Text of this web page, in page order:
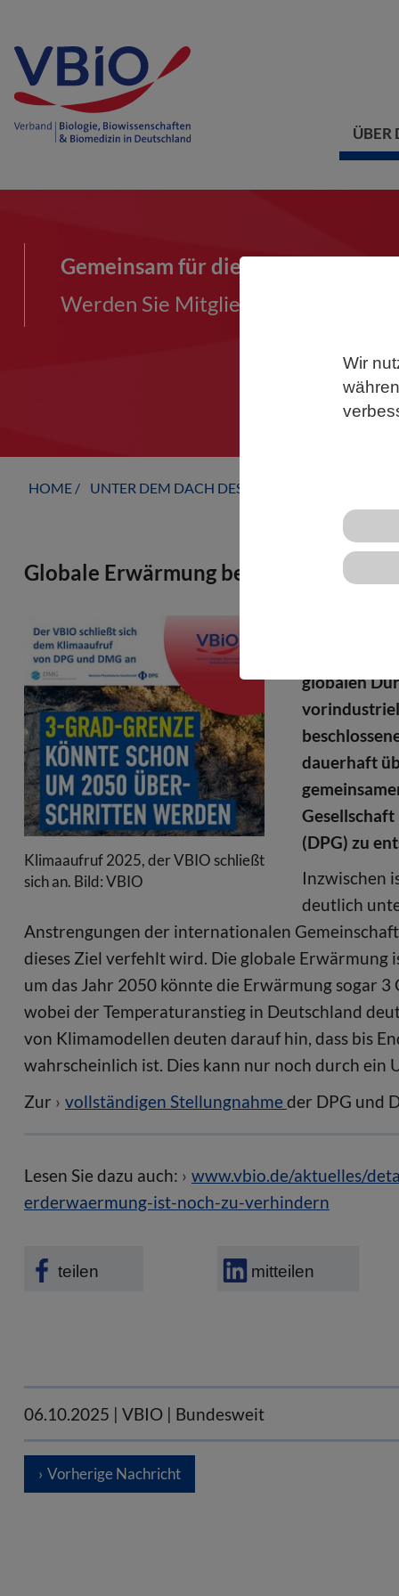
Wir
ÜBER
Gemeinsam für die
Werden Sie Mitglied im VBIO und
HOME UNTER DEM DACH DES VBIO
Globale Erwärmung beschleunigt sich
Klimaaufruf 2025, der VBIO schließt
sich an. Bild: VBIO
voran und
globalen
dauerhaft
(DPG) zu
Inzwischen
deutlich
Anstrengungen der internationalen
dieses Ziel verfehlt wird. Die globale Erwärmung
um das Jahr 2050 könnte die Erwärmung sogar
wobei der Temperaturanstieg in Deutschland
von Klimamodellen deuten darauf hin, dass bis
wahrscheinlich ist. Dies kann nur noch durch
Zur
vollständigen Stellungnahme der DPG und
Lesen Sie dazu auch:
www.vbio.de/aktuelles/
erderwaermung-ist-noch-zu-verhindern
teilen mitteilen
06.10.2025 | VBIO | Bundesweit
Vorherige Nachricht